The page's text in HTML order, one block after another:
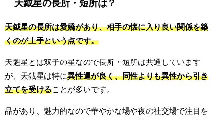
天鉞星の長所・短所は？
天鉞星の長所は愛嬌があり、相手の懐に入り良い関係を築
くのが上手という点です。
天魁星とは双子の星なので長所・短所は共通しています
が、天鉞星は特に異性運が良く、同性よりも異性から引き
立てを受ける ことが多いです。
品があり、魅力的なので華やかな場や夜の社交場で注目を